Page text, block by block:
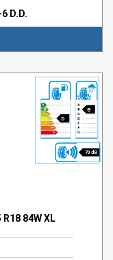
D.D.
D
B
70 dB
84W XL